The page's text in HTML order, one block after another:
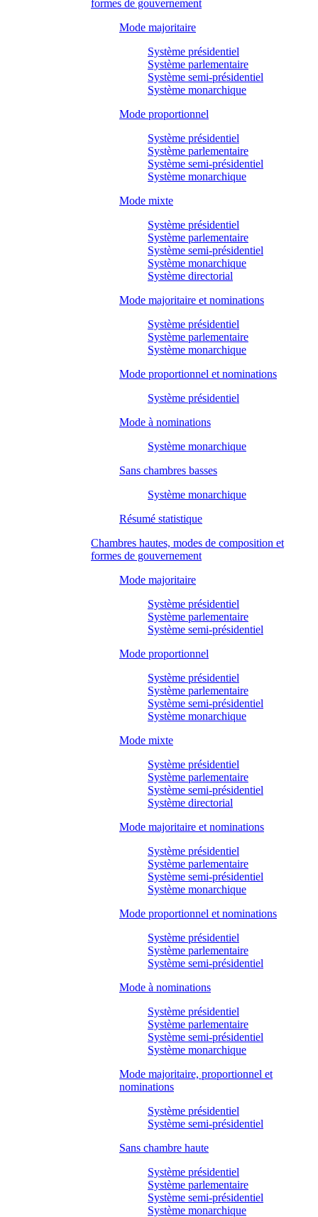
formes de gouvernement
Mode majoritaire
Système présidentiel
Système parlementaire
Système semi-présidentiel
Système monarchique
Mode proportionnel
Système présidentiel
Système parlementaire
Système semi-présidentiel
Système monarchique
Mode mixte
Système présidentiel
Système parlementaire
Système semi-présidentiel
Système monarchique
Système directorial
Mode majoritaire et nominations
Système présidentiel
Système parlementaire
Système monarchique
Mode proportionnel et nominations
Système présidentiel
Mode à nominations
Système monarchique
Sans chambres basses
Système monarchique
Résumé statistique
Chambres hautes, modes de composition et
formes de gouvernement
Mode majoritaire
Système présidentiel
Système parlementaire
Système semi-présidentiel
Mode proportionnel
Système présidentiel
Système parlementaire
Système semi-présidentiel
Système monarchique
Mode mixte
Système présidentiel
Système parlementaire
Système semi-présidentiel
Système directorial
Mode majoritaire et nominations
Système présidentiel
Système parlementaire
Système semi-présidentiel
Système monarchique
Mode proportionnel et nominations
Système présidentiel
Système parlementaire
Système semi-présidentiel
Mode à nominations
Système présidentiel
Système parlementaire
Système semi-présidentiel
Système monarchique
Mode majoritaire, proportionnel et
nominations
Système présidentiel
Système semi-présidentiel
Sans chambre haute
Système présidentiel
Système parlementaire
Système semi-présidentiel
Système monarchique